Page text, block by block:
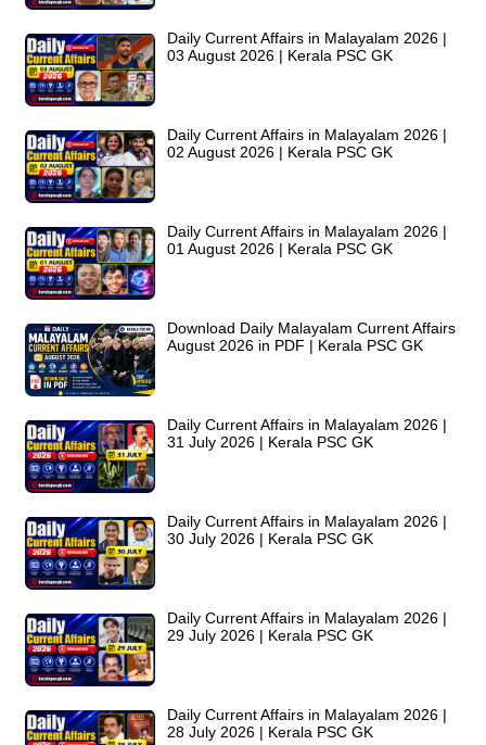
Daily Current Affairs in Malayalam 2026 |
03 August 2026 | Kerala PSC GK
Daily Current Affairs in Malayalam 2026 |
02 August 2026 | Kerala PSC GK
Daily Current Affairs in Malayalam 2026 |
01 August 2026 | Kerala PSC GK
Download Daily Malayalam Current Affairs
August 2026 in PDF | Kerala PSC GK
Daily Current Affairs in Malayalam 2026 |
31 July 2026 | Kerala PSC GK
Daily Current Affairs in Malayalam 2026 |
30 July 2026 | Kerala PSC GK
Daily Current Affairs in Malayalam 2026 |
29 July 2026 | Kerala PSC GK
Daily Current Affairs in Malayalam 2026 |
28 July 2026 | Kerala PSC GK